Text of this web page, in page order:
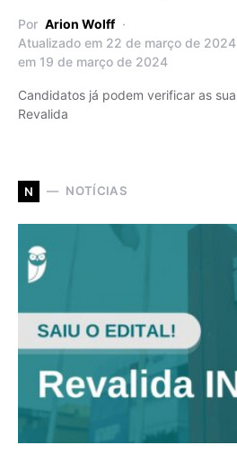
Por Arion Wolff
Atualizado em 22 de março de
em 19 de março de 2024
Candidatos já podem verificar as
Revalida
N NOTÍCIAS